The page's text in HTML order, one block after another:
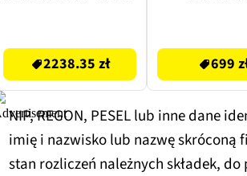
2238.35 zł 699
NIP, REGON, PESEL lub inne dane
imię i nazwisko lub nazwę skróconą
stan rozliczeń należnych składek,